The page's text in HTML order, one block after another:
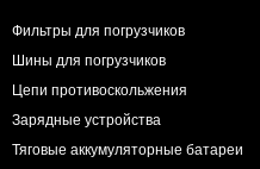
Фильтры для погрузчиков
Шины для погрузчиков
Цепи противоскольжения
Зарядные устройства
Тяговые аккумуляторные батареи